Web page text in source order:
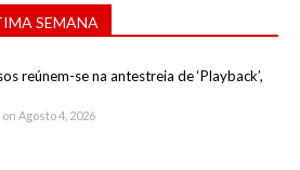
SEMANA
reúnem-se na antestreia de ‘Playback’,
Agosto 4, 2026